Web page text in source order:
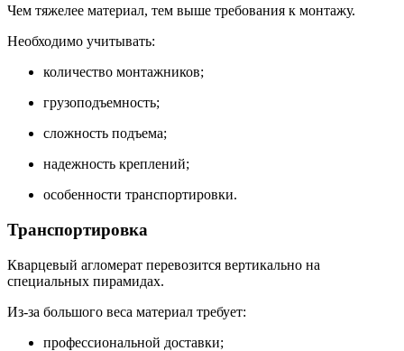
Чем тяжелее материал, тем выше требования к монтажу.
Необходимо учитывать:
количество монтажников;
грузоподъемность;
сложность подъема;
надежность креплений;
особенности транспортировки.
Транспортировка
Кварцевый агломерат перевозится вертикально на
специальных пирамидах.
Из-за большого веса материал требует:
профессиональной доставки;